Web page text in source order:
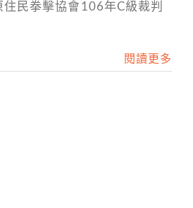
民拳擊協會106年C級裁判
閱讀更多